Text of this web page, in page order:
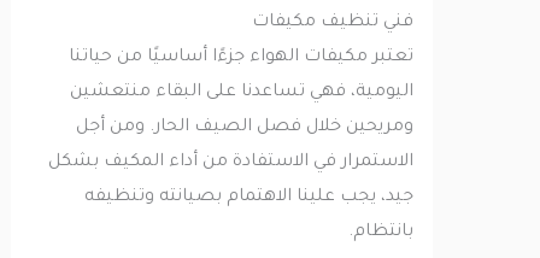
فني تنظيف مكيفات
تعتبر مكيفات الهواء جزءًا أساسيًا من حياتنا
اليومية، فهي تساعدنا على البقاء منتعشين
ومريحين خلال فصل الصيف الحار. ومن أجل
الاستمرار في الاستفادة من أداء المكيف بشكل
جيد، يجب علينا الاهتمام بصيانته وتنظيفه
بانتظام.